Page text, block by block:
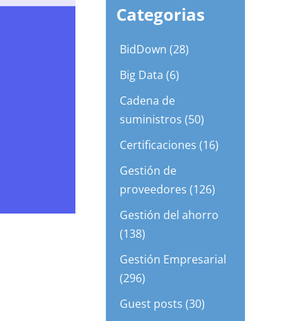
Categorias
BidDown (28)
Big Data (6)
Cadena de
suministros (50)
Certificaciones (16)
Gestión de
proveedores (126)
Gestión del ahorro
(138)
Gestión Empresarial
(296)
Guest posts (30)